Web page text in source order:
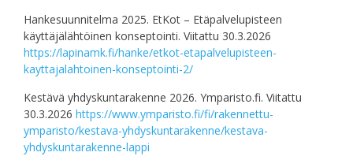
Hankesuunnitelma 2025. EtKot – Etäpalvelupisteen
käyttäjälähtöinen konseptointi. Viitattu 30.3.2026
https://lapinamk.fi/hanke/etkot-etapalvelupisteen-
kayttajalahtoinen-konseptointi-2/
Kestävä yhdyskuntarakenne 2026. Ymparisto.fi. Viitattu
30.3.2026 https://www.ymparisto.fi/fi/rakennettu-
ymparisto/kestava-yhdyskuntarakenne/kestava-
yhdyskuntarakenne-lappi